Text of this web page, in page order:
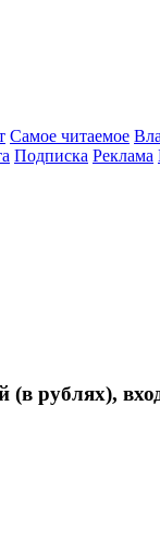
Самое читаемое
Подписка Реклама
(в рублях),